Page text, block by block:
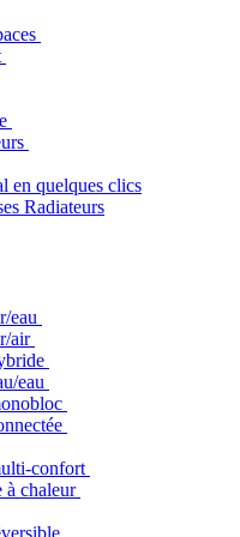
en quelques clics
Radiateurs
eau
air
eau
confort
à chaleur